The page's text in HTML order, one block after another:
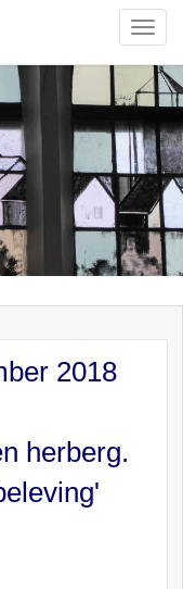
Toggle
2018
herberg.